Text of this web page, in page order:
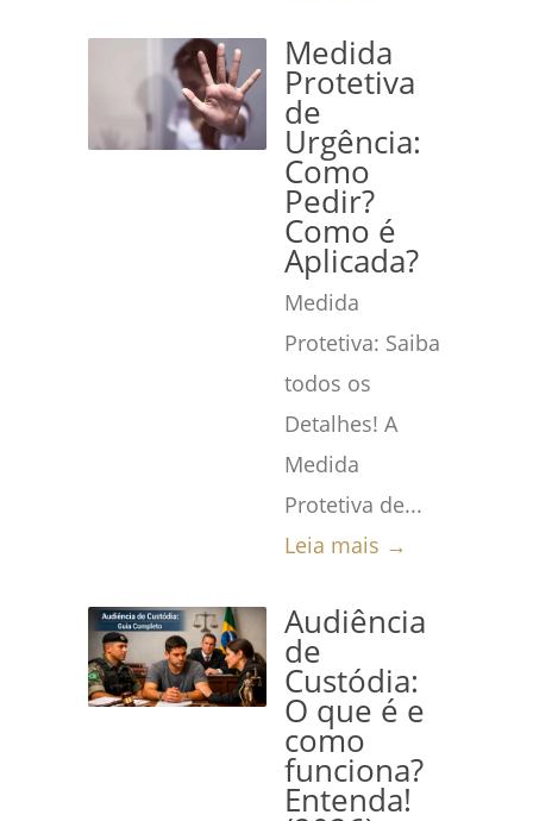
Medida
Protetiva
de
Urgência:
Como
Pedir?
Como é
Aplicada?
Medida
Protetiva: Saiba
todos os
Detalhes! A
Medida
Protetiva de...
Leia mais →
Audiência
de
Custódia:
O que é e
como
funciona?
Entenda!